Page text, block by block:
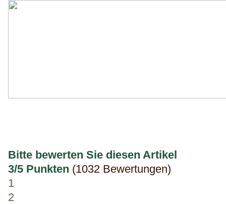
Bitte bewerten Sie diesen Artikel
3/5 Punkten (1032 Bewertungen)
1
2